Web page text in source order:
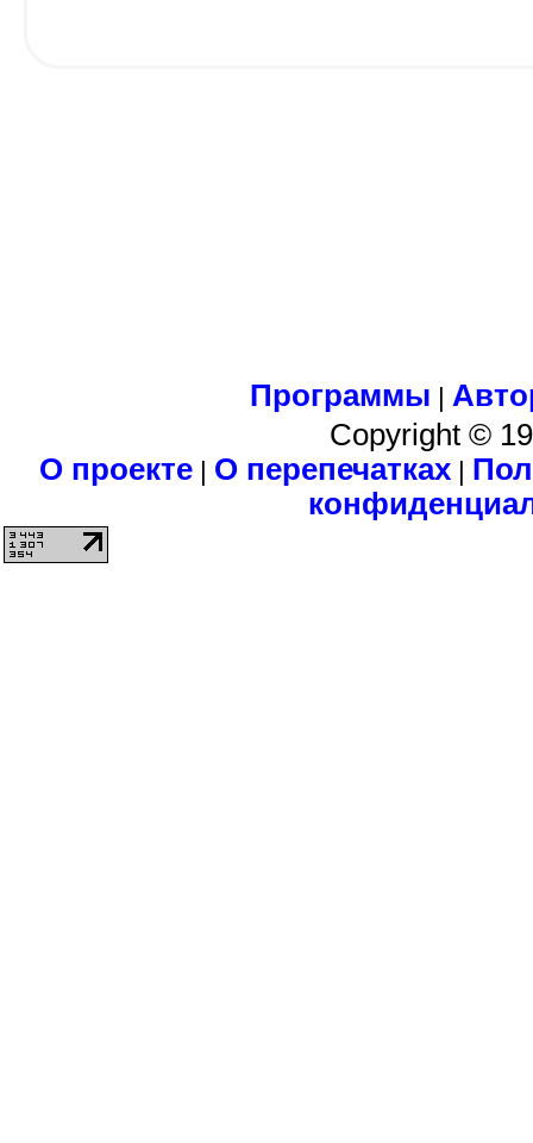
Программы |
Copyright ©
О проекте| О перепечатках|